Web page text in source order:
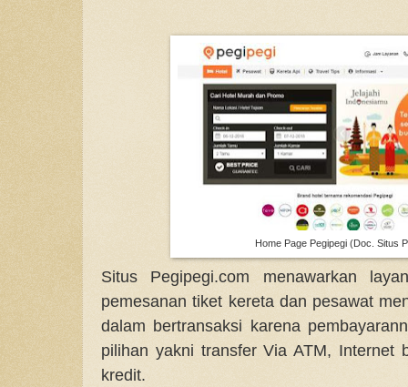
Home Page Pegipegi (Doc. Situs
Situs Pegipegi.com menawarkan
pemesanan tiket kereta dan pesawat
dalam bertransaksi karena
pilihan yakni transfer Via ATM, Internet
kredit.